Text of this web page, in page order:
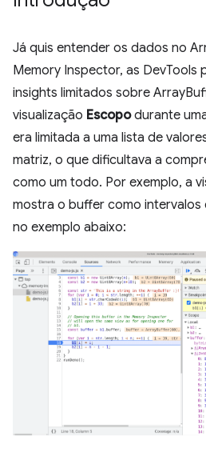
Já quis entender os dados no
Memory Inspector, as DevTools
insights limitados sobre
visualização Escopodurante
era limitada a uma lista de
matriz, o que dificultava a
como um todo. Por exemplo, a
mostra o buffer como intervalos
no exemplo abaixo: